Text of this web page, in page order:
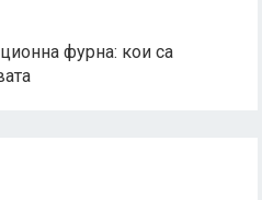
фурна: кои са